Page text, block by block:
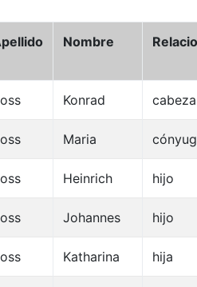
Nombre
Konrad cabeza
Maria
Heinrich hijo
Johannes hijo
Katharina hija